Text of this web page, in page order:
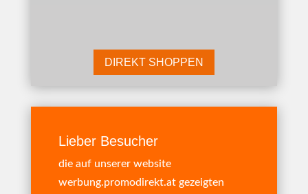
DIREKT SHOPPEN
Lieber Besucher
die auf unserer website
werbung.promodirekt.at gezeigten